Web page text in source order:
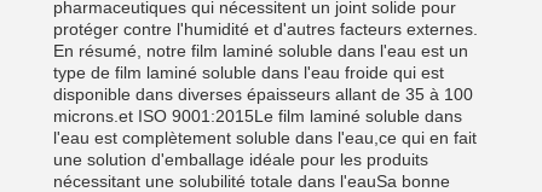
pharmaceutiques qui nécessitent un joint solide pour
protéger contre l'humidité et d'autres facteurs externes.
En résumé, notre film laminé soluble dans l'eau est un
type de film laminé soluble dans l'eau froide qui est
disponible dans diverses épaisseurs allant de 35 à 100
microns.et ISO 9001:2015Le film laminé soluble dans
l'eau est complètement soluble dans l'eau,ce qui en fait
une solution d'emballage idéale pour les produits
nécessitant une solubilité totale dans l'eauSa bonne